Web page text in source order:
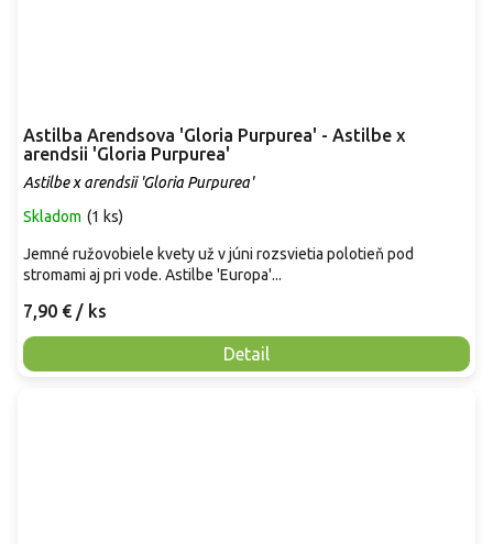
Astilba Arendsova 'Gloria Purpurea' - Astilbe x
arendsii 'Gloria Purpurea'
Astilbe x arendsii 'Gloria Purpurea'
Skladom (1 ks)
7,90 € / ks
Detail
Jemné ružovobiele kvety už v júni rozsvietia polotieň pod
stromami aj pri vode. Astilbe 'Europa'...